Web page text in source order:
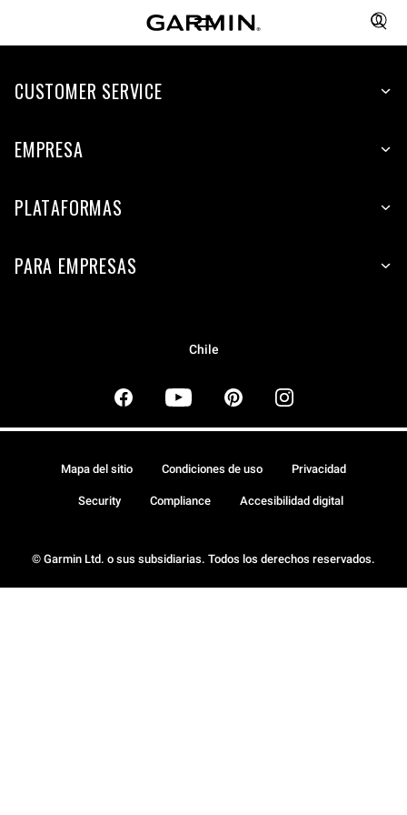
CUSTOMER SERVICE
EMPRESA
PLATAFORMAS
PARA EMPRESAS
Chile
© Garmin Ltd. o sus subsidiarias. Todos los derechos reservados.
Mapa del sitio Condiciones de uso Privacidad
Security Compliance Accesibilidad digital